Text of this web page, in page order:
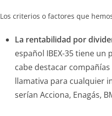
Los criterios o factores que
La rentabilidad por
español IBEX-35 tiene
cabe destacar
llamativa para cualquier
serían Acciona, Enagás,